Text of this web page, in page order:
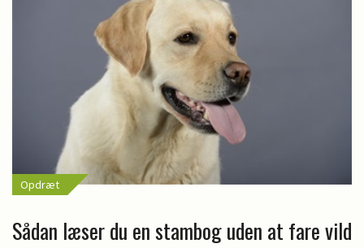
Opdræt
Sådan læser du en stambog uden at fare vild